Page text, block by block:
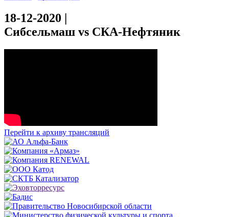
18-12-2020 |
Сибсельмаш vs СКА-Нефтяник
Перейти к архиву трансляций